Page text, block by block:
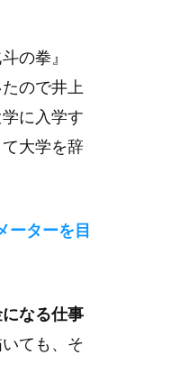
の拳』
ので井上
に入学す
大学を辞
ーターを目
なる仕事
ても、そ